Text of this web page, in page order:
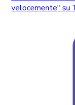
velocemente" su